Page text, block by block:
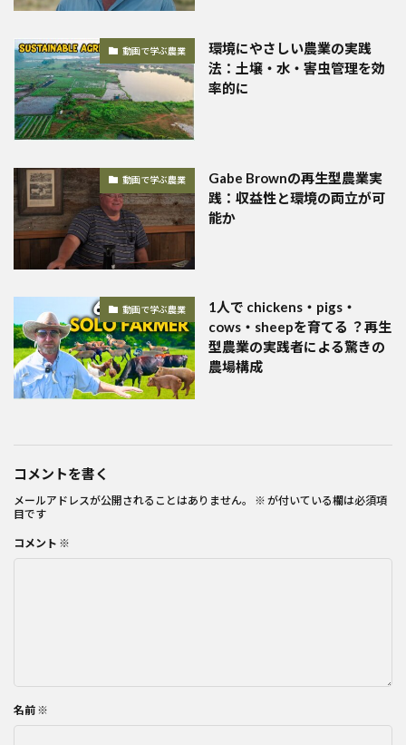
動画で学ぶ農業
環境にやさしい農業の実践
法：土壌・水・害虫管理を効
率的に
動画で学ぶ農業
Gabe Brownの再生型農業実
践：収益性と環境の両立が可
能か
動画で学ぶ農業
1人で chickens・pigs・
cows・sheepを育てる ？再生
型農業の実践者による驚きの
農場構成
コメントを書く
メールアドレスが公開されることはありません。 ※ が付いている欄は必須項
目です
コメント ※
名前 ※